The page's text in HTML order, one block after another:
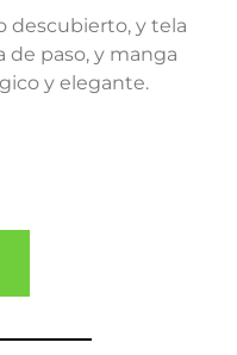
descubierto, y tela
paso, y manga
y elegante.